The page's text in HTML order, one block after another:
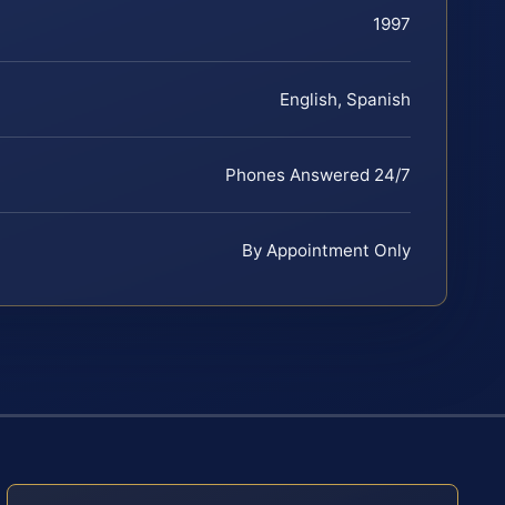
1997
English, Spanish
Phones Answered 24/7
By Appointment Only